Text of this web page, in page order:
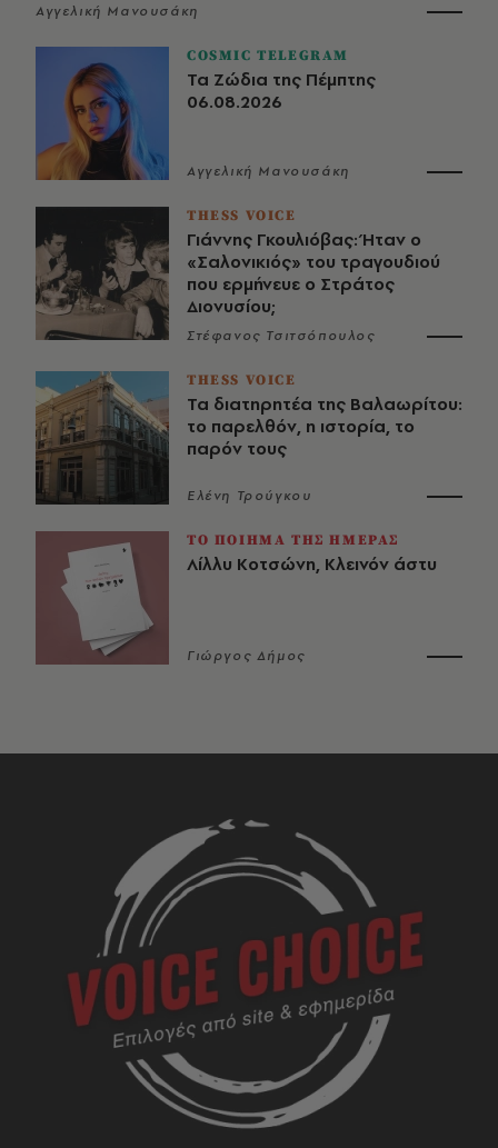
Αγγελική Μανουσάκη
COSMIC TELEGRAM
Τα Ζώδια της Πέμπτης
06.08.2026
Αγγελική Μανουσάκη
THESS VOICE
Γιάννης Γκουλιόβας: Ήταν ο
«Σαλονικιός» του τραγουδιού
που ερμήνευε ο Στράτος
Διονυσίου;
Στέφανος Τσιτσόπουλος
THESS VOICE
Τα διατηρητέα της Βαλαωρίτου:
το παρελθόν, η ιστορία, το
παρόν τους
Ελένη Τρούγκου
ΤΟ ΠΟΙΗΜΑ ΤΗΣ ΗΜΕΡΑΣ
Λίλλυ Κοτσώνη, Κλεινόν άστυ
Γιώργος Δήμος